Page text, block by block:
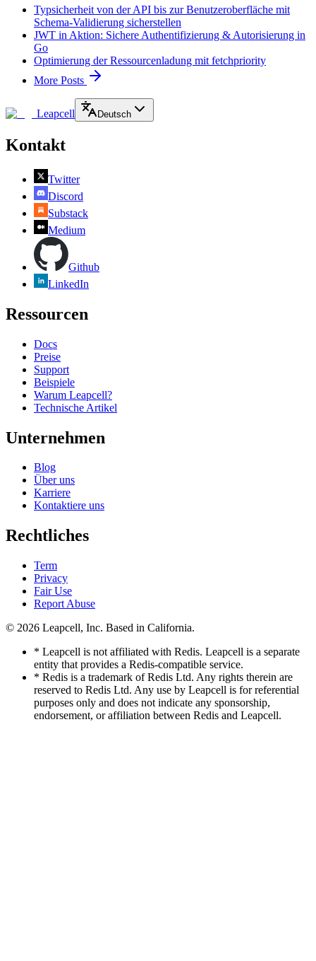
Typsicherheit von der API bis zur Benutzeroberfläche mit
Schema-Validierung sicherstellen
JWT in Aktion: Sichere Authentifizierung & Autorisierung in
Go
Optimierung der Ressourcenladung mit fetchpriority
More Posts
Leapcell Deutsch
Kontakt
Twitter
Discord
Substack
Medium
Github
LinkedIn
Ressourcen
Docs
Preise
Support
Beispiele
Warum Leapcell?
Technische Artikel
Unternehmen
Blog
Über uns
Karriere
Kontaktiere uns
Rechtliches
Term
Privacy
Fair Use
Report Abuse
© 2026 Leapcell, Inc. Based in California.
* Leapcell is not affiliated with Redis. Leapcell is a separate
entity that provides a Redis-compatible service.
* Redis is a trademark of Redis Ltd. Any rights therein are
reserved to Redis Ltd. Any use by Leapcell is for referential
purposes only and does not indicate any sponsorship,
endorsement, or affiliation between Redis and Leapcell.